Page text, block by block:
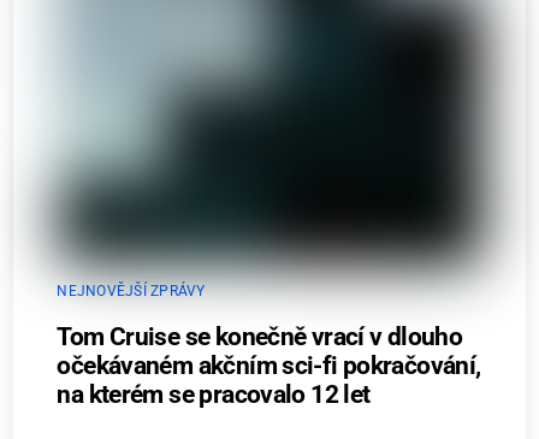
NEJNOVĚJŠÍ ZPRÁVY
Tom Cruise se konečně vrací v dlouho
očekávaném akčním sci-fi pokračování,
na kterém se pracovalo 12 let